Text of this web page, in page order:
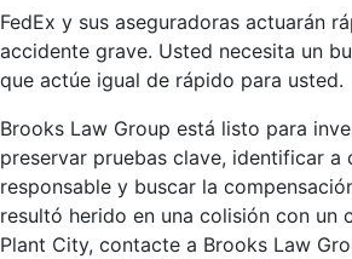
FedEx y sus aseguradoras actuarán
accidente grave. Usted necesita un
que actúe igual de rápido para usted.
Brooks Law Group está listo para
preservar pruebas clave, identificar a
responsable y buscar la
resultó herido en una colisión con un
Plant City, contacte a Brooks Law